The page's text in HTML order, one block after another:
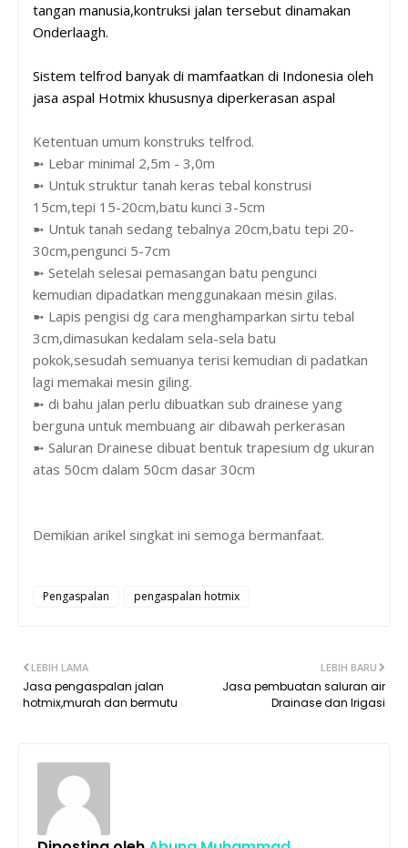
tangan manusia,kontruksi jalan tersebut dinamakan
Onderlaagh.
Sistem telfrod banyak di mamfaatkan di Indonesia oleh
jasa aspal Hotmix khususnya diperkerasan aspal
Ketentuan umum konstruks telfrod.
➼ Lebar minimal 2,5m - 3,0m
➼ Untuk struktur tanah keras tebal konstrusi
15cm,tepi 15-20cm,batu kunci 3-5cm
➼ Untuk tanah sedang tebalnya 20cm,batu tepi 20-
30cm,pengunci 5-7cm
➼ Setelah selesai pemasangan batu pengunci
kemudian dipadatkan menggunakaan mesin gilas.
➼ Lapis pengisi dg cara menghamparkan sirtu tebal
3cm,dimasukan kedalam sela-sela batu
pokok,sesudah semuanya terisi kemudian di padatkan
lagi memakai mesin giling.
➼ di bahu jalan perlu dibuatkan sub drainese yang
berguna untuk membuang air dibawah perkerasan
➼ Saluran Drainese dibuat bentuk trapesium dg ukuran
atas 50cm dalam 50cm dasar 30cm
Demikian arikel singkat ini semoga bermanfaat.
Pengaspalan pengaspalan hotmix
LEBIH BARU
Jasa pembuatan saluran air
Drainase dan Irigasi
LEBIH LAMA
Jasa pengaspalan jalan
hotmix,murah dan bermutu